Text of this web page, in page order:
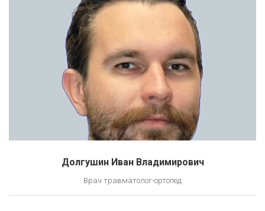
Долгушин Иван Владимирович
Врач травматолог-ортопед